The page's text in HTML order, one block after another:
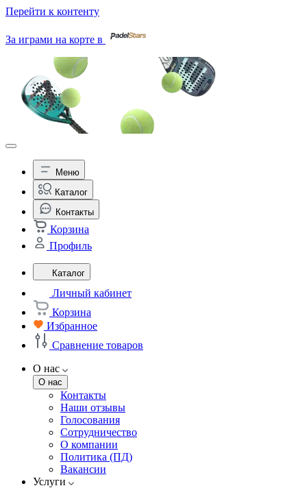
Перейти к контенту
За играми на корте в
Меню
Каталог
Контакты
Корзина
Профиль
Каталог
Личный кабинет
Корзина
Избранное
Сравнение товаров
О нас
О нас
Контакты
Наши отзывы
Голосования
Сотрудничество
О компании
Политика (ПД)
Вакансии
Услуги